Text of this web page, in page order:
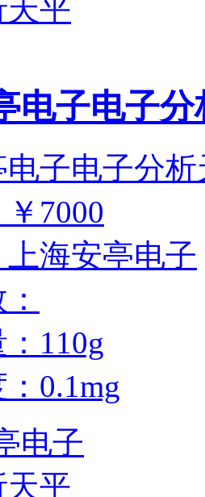
电子电子分
电子电子分
7000
海安亭电子
110g
0.1mg